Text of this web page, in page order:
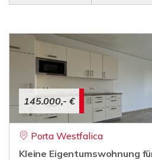
145.000,- €
Porta Westfalica
Kleine Eigentumswohnung